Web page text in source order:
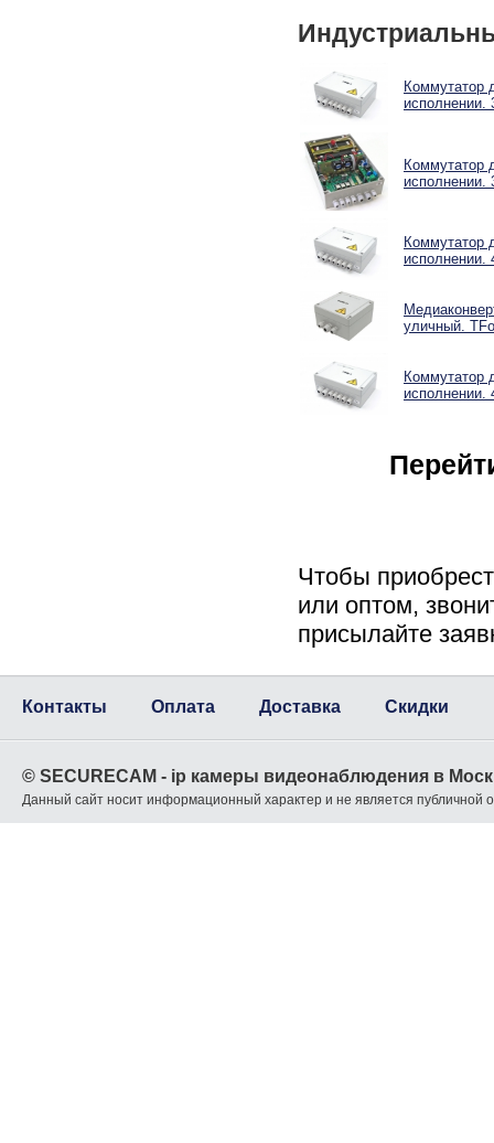
Коммутатор
исполнении.
Коммутатор
исполнении.
Коммутатор
исполнении.
уличный.
Коммутатор
исполнении.
Чтобы
или оптом,
присылайте
Контакты Оплата Доставка Скидки
© SECURECAM - ip камеры видеонаблюдения в
Данный сайт носит информационный характер и не является публичной